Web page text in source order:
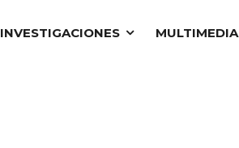
INVESTIGACIONES MULTIMEDIA